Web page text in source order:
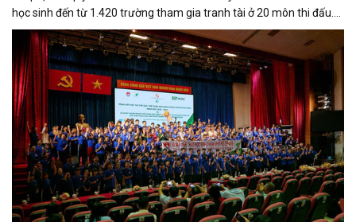
học sinh đến từ 1.420 trường tham gia tranh tài ở 20 môn thi đấu.
Thành tích này cũng giúp hội thi được Tổ chức Kỷ lục Việt Nam
(VietKings) xác lập kỷ lục là "Hội thi thể thao học sinh cấp thành phố
có số lượng học sinh tham gia đông nhất Việt Nam".